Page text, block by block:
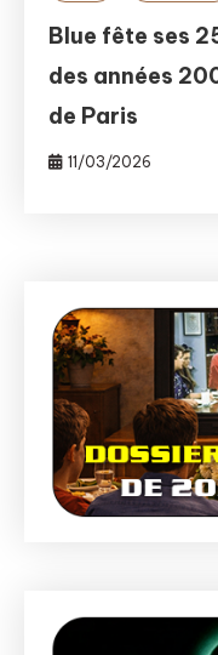
Blue fête ses
des années
de Paris
11/03/2026